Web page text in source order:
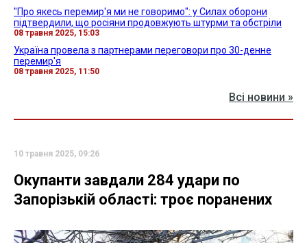
"Про якесь перемир'я ми не говоримо": у Силах оборони
підтвердили, що росіяни продовжують штурми та обстріли
08 травня 2025, 15:03
Україна провела з партнерами переговори про 30-денне
перемир'я
08 травня 2025, 11:50
Всі новини »
10 травня 2025, 09:26
Окупанти завдали 284 удари по
Запорізькій області: троє поранених